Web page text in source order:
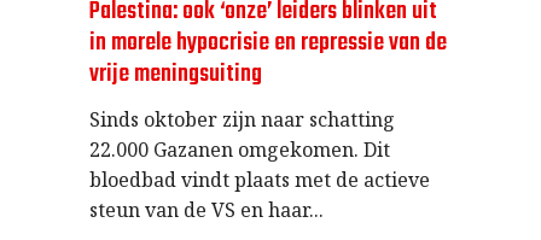
Palestina: ook ‘onze’ leiders blinken uit
in morele hypocrisie en repressie van de
vrije meningsuiting
Sinds oktober zijn naar schatting
22.000 Gazanen omgekomen. Dit
bloedbad vindt plaats met de actieve
steun van de VS en haar